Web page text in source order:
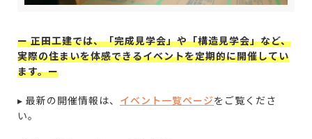
ー 正田工建では、「完成見学会」や「構造見学会」など、
実際の住まいを体感できるイベントを定期的に開催してい
ます。ー
▸ 最新の開催情報は、 イベント一覧ページをご覧くださ
い。